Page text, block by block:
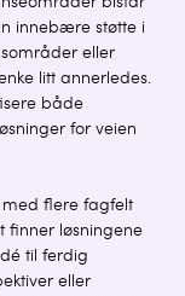
bistår
innebære støtte i
eller
litt annerledes.
både
for veien
med flere fagfelt
finner løsningene
til ferdig
eller